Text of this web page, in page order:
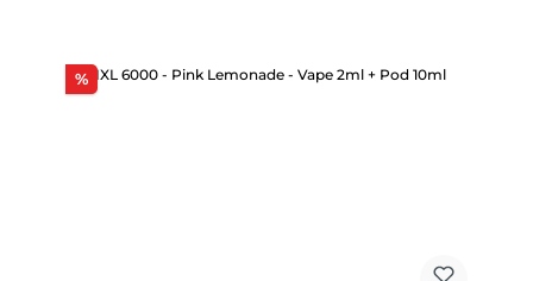
%Rabatt